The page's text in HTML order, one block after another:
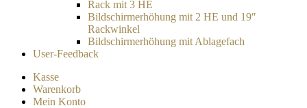
Rack mit 3 HE
Bildschirmerhöhung mit 2 HE und 19″
Rackwinkel
Bildschirmerhöhung mit Ablagefach
User-Feedback
Kasse
Warenkorb
Mein Konto